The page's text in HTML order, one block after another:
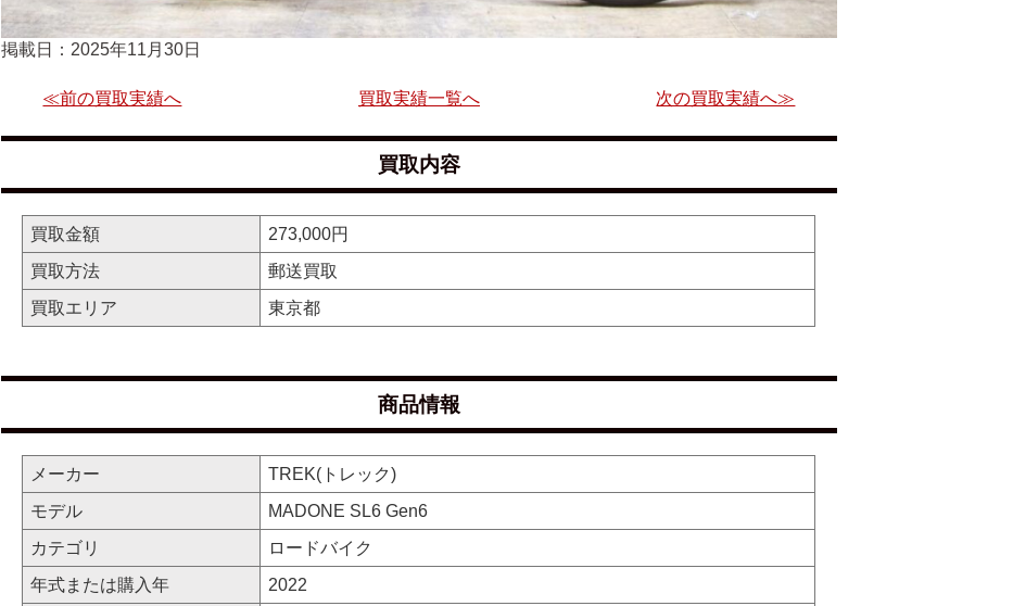
掲載日：2025年11月30日
≪前の買取実績へ 買取実績一覧へ 次の買取実績へ≫
買取内容
買取金額
273,000円
買取方法
郵送買取
買取エリア
東京都
商品情報
メーカー
TREK(トレック)
モデル
MADONE SL6 Gen6
カテゴリ
ロードバイク
年式または購入年
2022